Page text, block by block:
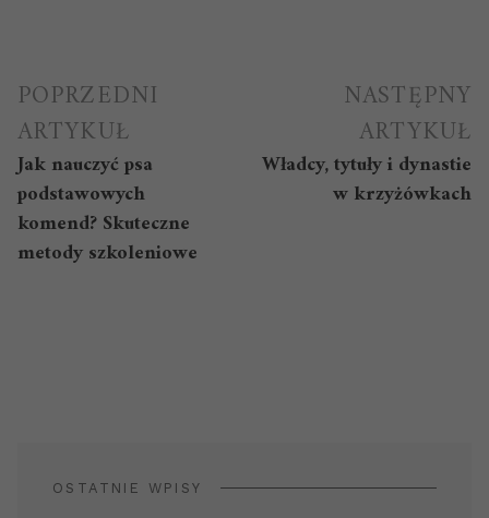
Nawigacja
wpisu
POPRZEDNI
ARTYKUŁ
Jak nauczyć psa
podstawowych
komend? Skuteczne
metody szkoleniowe
NASTĘPNY
ARTYKUŁ
Władcy, tytuły i dynastie
w krzyżówkach
OSTATNIE WPISY